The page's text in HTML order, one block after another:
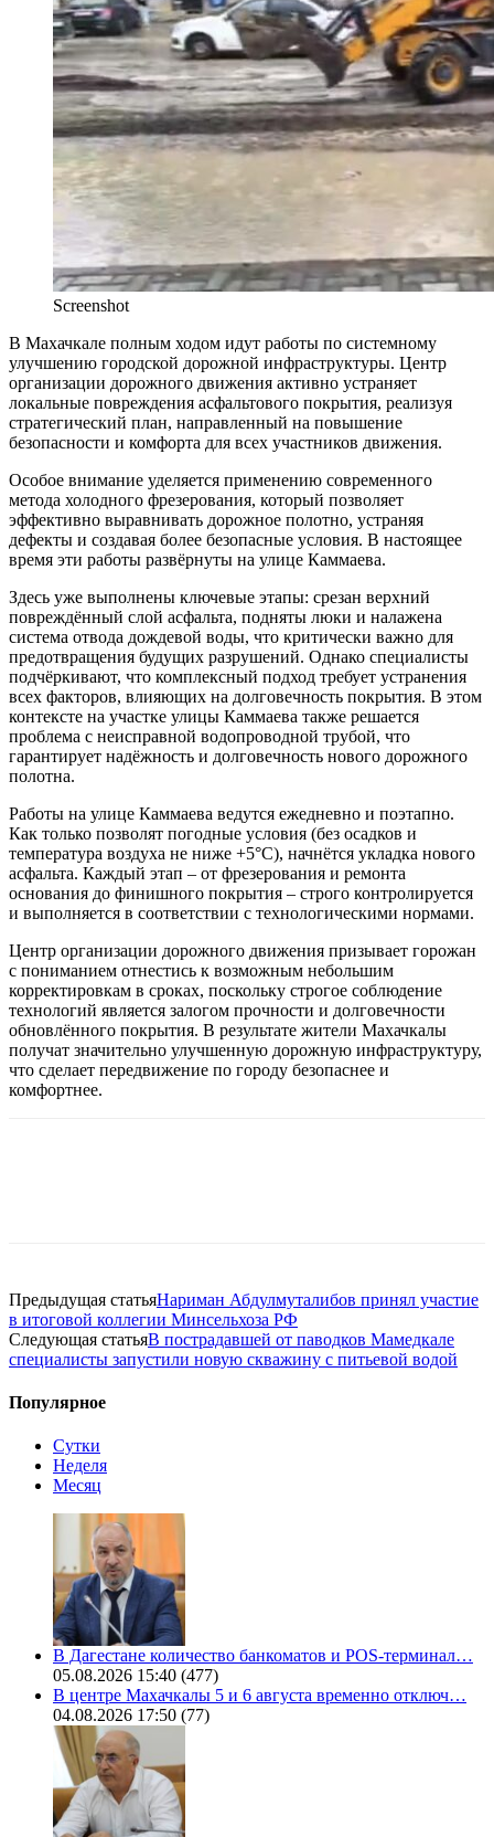
Screenshot
В Махачкале полным ходом идут работы по системному
улучшению городской дорожной инфраструктуры. Центр
организации дорожного движения активно устраняет
локальные повреждения асфальтового покрытия, реализуя
стратегический план, направленный на повышение
безопасности и комфорта для всех участников движения.
Особое внимание уделяется применению современного
метода холодного фрезерования, который позволяет
эффективно выравнивать дорожное полотно, устраняя
дефекты и создавая более безопасные условия. В настоящее
время эти работы развёрнуты на улице Каммаева.
Здесь уже выполнены ключевые этапы: срезан верхний
повреждённый слой асфальта, подняты люки и налажена
система отвода дождевой воды, что критически важно для
предотвращения будущих разрушений. Однако специалисты
подчёркивают, что комплексный подход требует устранения
всех факторов, влияющих на долговечность покрытия. В этом
контексте на участке улицы Каммаева также решается
проблема с неисправной водопроводной трубой, что
гарантирует надёжность и долговечность нового дорожного
полотна.
Работы на улице Каммаева ведутся ежедневно и поэтапно.
Как только позволят погодные условия (без осадков и
температура воздуха не ниже +5°C), начнётся укладка нового
асфальта. Каждый этап – от фрезерования и ремонта
основания до финишного покрытия – строго контролируется
и выполняется в соответствии с технологическими нормами.
Центр организации дорожного движения призывает горожан
с пониманием отнестись к возможным небольшим
корректировкам в сроках, поскольку строгое соблюдение
технологий является залогом прочности и долговечности
обновлённого покрытия. В результате жители Махачкалы
получат значительно улучшенную дорожную инфраструктуру,
что сделает передвижение по городу безопаснее и
комфортнее.
Предыдущая статьяНариман Абдулмуталибов принял участие
в итоговой коллегии Минсельхоза РФ
Следующая статьяВ пострадавшей от паводков Мамедкале
специалисты запустили новую скважину с питьевой водой
Популярное
Сутки
Неделя
Месяц
В Дагестане количество банкоматов и POS-терминал…
05.08.2026 15:40 (477)
В центре Махачкалы 5 и 6 августа временно отключ…
04.08.2026 17:50 (77)